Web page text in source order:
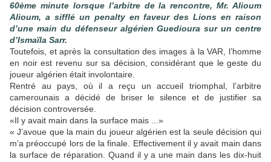
60ème minute lorsque l’arbitre de la rencontre, Mr. Alioum
Alioum, a sifflé un penalty en faveur des Lions en raison
d’une main du défenseur algérien Guedioura sur un centre
d’Ismaïla Sarr.
Toutefois, et après la consultation des images à la VAR, l’homme
en noir est revenu sur sa décision, considérant que le geste du
joueur algérien était involontaire.
Rentré au pays, où il a reçu un accueil triomphal, l’arbitre
camerounais a décidé de briser le silence et de justifier sa
décision controversée.
«Il y avait main dans la surface mais ...»
« J’avoue que la main du joueur algérien est la seule décision qui
m’a préoccupé lors de la finale. Effectivement il y avait main dans
la surface de réparation. Quand il y a une main dans les dix-huit